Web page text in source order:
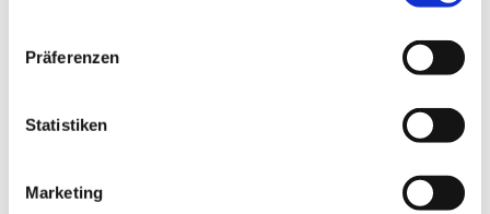
Präferenzen
Statistiken
Marketing
Die motorische Entwicklung der ersten